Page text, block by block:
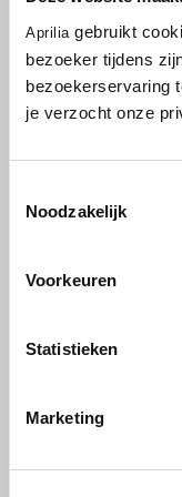
Aprilia gebruikt
bezoeker tijdens
bezoekerservaring
je verzocht onze
Noodzakelijk
Voorkeuren
Statistieken
Marketing
Tuareg 660 met 2